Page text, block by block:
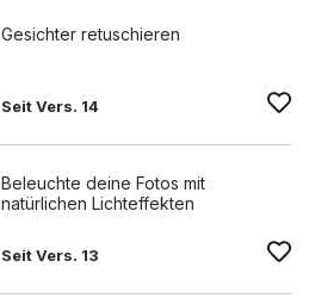
Gesichter retuschieren
Seit Vers. 14
Beleuchte deine Fotos mit
natürlichen Lichteffekten
Seit Vers. 13